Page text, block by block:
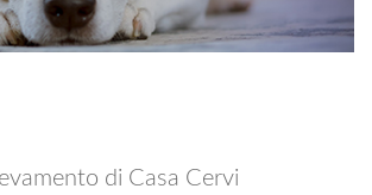
di Casa Cervi